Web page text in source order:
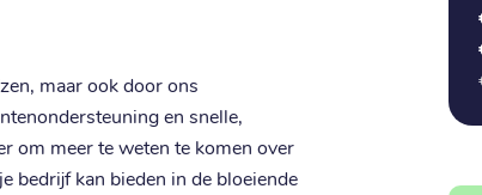
maar ook door ons
en snelle,
om meer te weten te komen over
bedrijf kan bieden in de bloeiende